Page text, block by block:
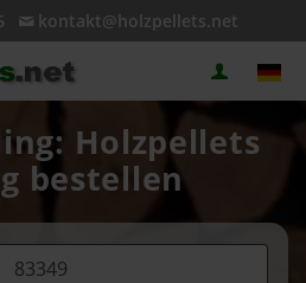
kontakt@holzpellets.net
Holzpellets
bestellen